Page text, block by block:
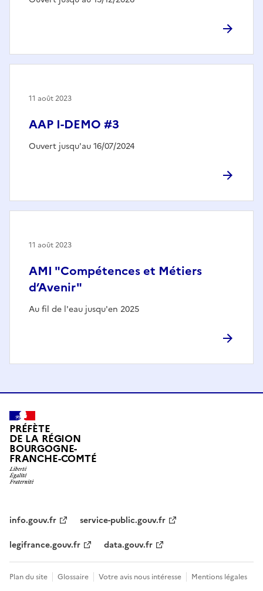
AAP I-DEMO #3
Ouvert jusqu'au 16/07/2024
11 août 2023
AMI "Compétences et Métiers
d’Avenir"
Au fil de l'eau jusqu'en 2025
11 août 2023
PRÉFÈTE
DE LA RÉGION
BOURGOGNE-
FRANCHE-COMTÉ
info.gouv.fr
service-public.gouv.fr
legifrance.gouv.fr
data.gouv.fr
Plan du site Glossaire Votre avis nous intéresse Mentions légales